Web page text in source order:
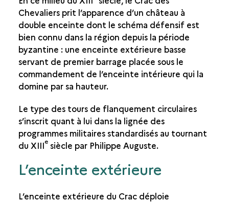
Chevaliers prit l’apparence d’un château à
double enceinte dont le schéma défensif est
bien connu dans la région depuis la période
byzantine : une enceinte extérieure basse
servant de premier barrage placée sous le
commandement de l’enceinte intérieure qui la
domine par sa hauteur.
Le type des tours de flanquement circulaires
s’inscrit quant à lui dans la lignée des
programmes militaires standardisés au tournant
du XIIIesiècle par Philippe Auguste.
L’enceinte extérieure
L’enceinte extérieure du Crac déploie